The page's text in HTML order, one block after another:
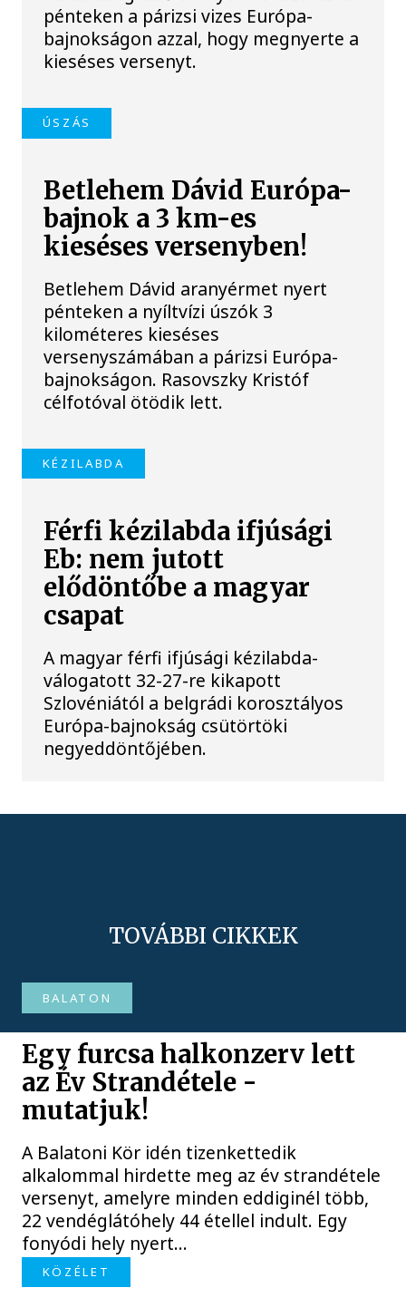
pénteken a párizsi vizes Európa-
bajnokságon azzal, hogy megnyerte a
kieséses versenyt.
ÚSZÁS
Betlehem Dávid Európa-
bajnok a 3 km-es
kieséses versenyben!
Betlehem Dávid aranyérmet nyert
pénteken a nyíltvízi úszók 3
kilométeres kieséses
versenyszámában a párizsi Európa-
bajnokságon. Rasovszky Kristóf
célfotóval ötödik lett.
KÉZILABDA
Férfi kézilabda ifjúsági
Eb: nem jutott
elődöntőbe a magyar
csapat
A magyar férfi ifjúsági kézilabda-
válogatott 32-27-re kikapott
Szlovéniától a belgrádi korosztályos
Európa-bajnokság csütörtöki
negyeddöntőjében.
TOVÁBBI CIKKEK
BALATON
Egy furcsa halkonzerv lett
az Év Strandétele -
mutatjuk!
A Balatoni Kör idén tizenkettedik
alkalommal hirdette meg az év strandétele
versenyt, amelyre minden eddiginél több,
22 vendéglátóhely 44 étellel indult. Egy
fonyódi hely nyert...
KÖZÉLET